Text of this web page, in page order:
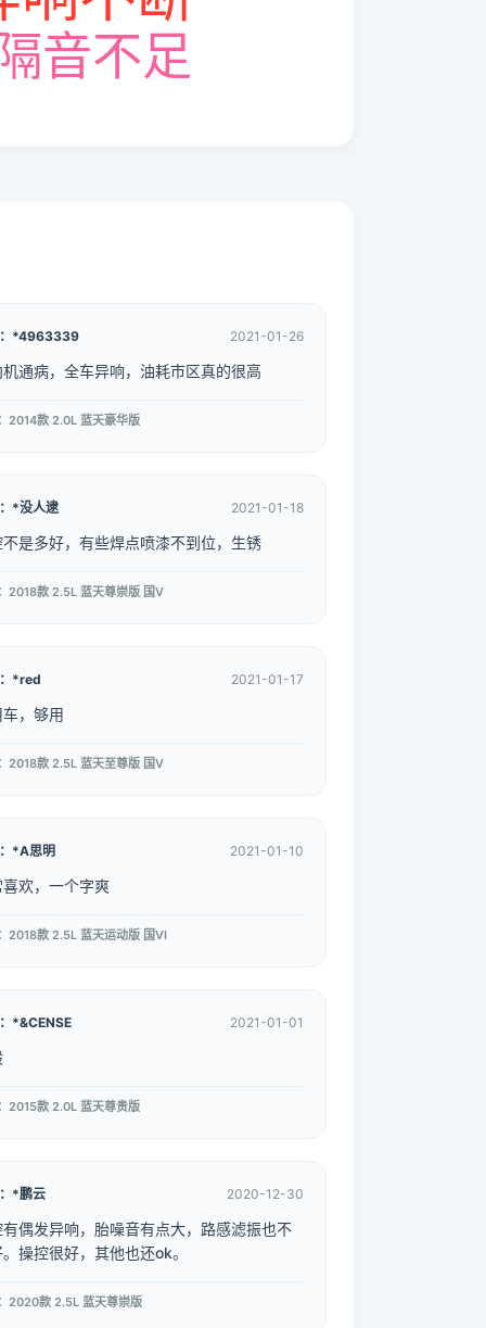
*4963339 2021-01-26
机通病，全车异响，油耗市区真的很高
2014款 2.0L 蓝天豪华版
*没人逮 2021-01-18
不是多好，有些焊点喷漆不到位，生锈
2018款 2.5L 蓝天尊崇版 国V
*red 2021-01-17
，够用
2018款 2.5L 蓝天至尊版 国V
*A思明 2021-01-10
喜欢，一个字爽
2018款 2.5L 蓝天运动版 国VI
*&CENSE 2021-01-01
2015款 2.0L 蓝天尊贵版
*鹏云 2020-12-30
有偶发异响，胎噪音有点大，路感滤振也不
操控很好，其他也还ok。
2020款 2.5L 蓝天尊崇版